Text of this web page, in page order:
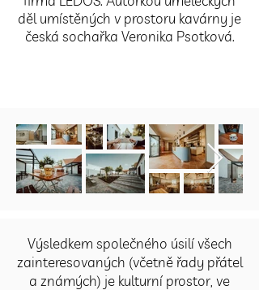
děl umístěných v prostoru kavárny je
česká sochařka Veronika Psotková.
Výsledkem společného úsilí všech
zainteresovaných (včetně řady přátel
a známých) je kulturní prostor, ve